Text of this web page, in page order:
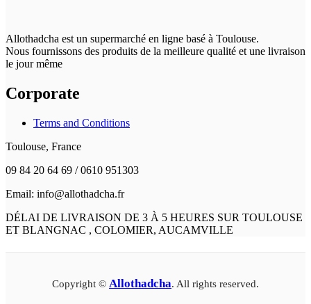
Allothadcha est un supermarché en ligne basé à Toulouse.
Nous fournissons des produits de la meilleure qualité et une livraison
le jour même
Corporate
Terms and Conditions
Toulouse, France
09 84 20 64 69 / 0610 951303
Email: info@allothadcha.fr
DÉLAI DE LIVRAISON DE 3 À 5 HEURES SUR TOULOUSE
ET BLANGNAC , COLOMIER, AUCAMVILLE
Copyright © Allothadcha. All rights reserved.